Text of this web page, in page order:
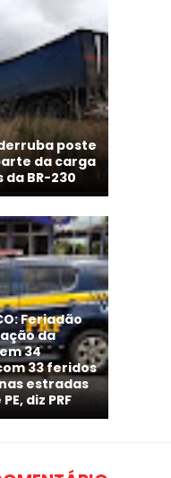
poste
da carga
BR-230
Feriadão
da
34
33 feridos
estradas
diz PRF